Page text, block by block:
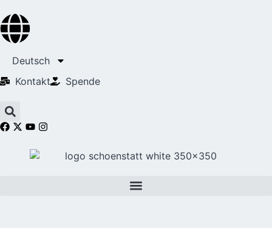
Deutsch
Kontakt
Spende